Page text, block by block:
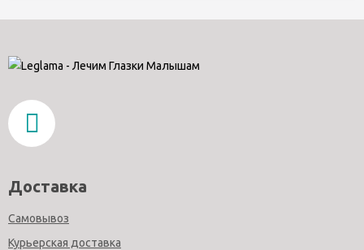
Доставка
Самовывоз
Курьерская доставка